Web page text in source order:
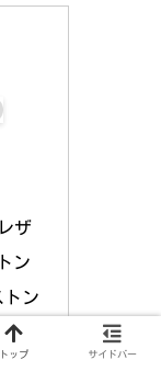
ザ
ン
ン
ラ
トップ サイドバー